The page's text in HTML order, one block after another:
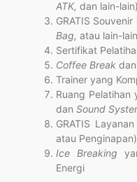
ATK, dan lain-lain)
GRATIS
Bag, atau lain-
Sertifikat
Coffee Break dan
Trainer yang
Ruang Pelatihan
dan Sound
GRATIS
atau
Ice Breaking
Energi